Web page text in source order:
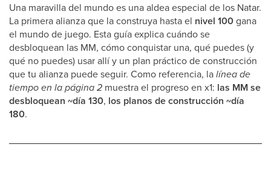
Una maravilla del mundo es una aldea especial de los Natar.
La primera alianza que la construya hasta el nivel 100gana
el mundo de juego. Esta guía explica cuándo se
desbloquean las MM, cómo conquistar una, qué puedes (y
qué no puedes) usar allí y un plan práctico de construcción
que tu alianza puede seguir. Como referencia, lalínea de
tiempo en la página 2 muestra el progreso en x1: las MM se
desbloquean ~día 130, los planos de construcción ~día
180.